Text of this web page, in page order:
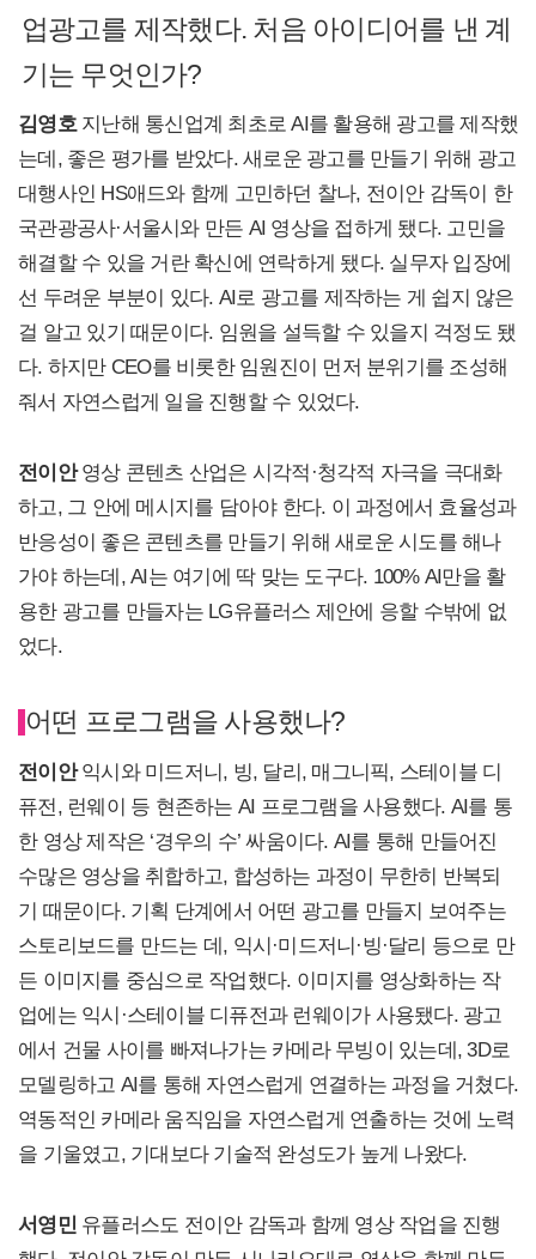
업광고를 제작했다. 처음 아이디어를 낸 계
기는 무엇인가?
김영호지난해 통신업계 최초로 AI를 활용해 광고를 제작했
는데, 좋은 평가를 받았다. 새로운 광고를 만들기 위해 광고
대행사인 HS애드와 함께 고민하던 찰나, 전이안 감독이 한
국관광공사·서울시와 만든 AI 영상을 접하게 됐다. 고민을
해결할 수 있을 거란 확신에 연락하게 됐다. 실무자 입장에
선 두려운 부분이 있다. AI로 광고를 제작하는 게 쉽지 않은
걸 알고 있기 때문이다. 임원을 설득할 수 있을지 걱정도 됐
다. 하지만 CEO를 비롯한 임원진이 먼저 분위기를 조성해
줘서 자연스럽게 일을 진행할 수 있었다.
전이안영상 콘텐츠 산업은 시각적·청각적 자극을 극대화
하고, 그 안에 메시지를 담아야 한다. 이 과정에서 효율성과
반응성이 좋은 콘텐츠를 만들기 위해 새로운 시도를 해나
가야 하는데, AI는 여기에 딱 맞는 도구다. 100% AI만을 활
용한 광고를 만들자는 LG유플러스 제안에 응할 수밖에 없
었다.
어떤 프로그램을 사용했나?
전이안익시와 미드저니, 빙, 달리, 매그니픽, 스테이블 디
퓨전, 런웨이 등 현존하는 AI 프로그램을 사용했다. AI를 통
한 영상 제작은 ‘경우의 수’ 싸움이다. AI를 통해 만들어진
수많은 영상을 취합하고, 합성하는 과정이 무한히 반복되
기 때문이다. 기획 단계에서 어떤 광고를 만들지 보여주는
스토리보드를 만드는 데, 익시·미드저니·빙·달리 등으로 만
든 이미지를 중심으로 작업했다. 이미지를 영상화하는 작
업에는 익시·스테이블 디퓨전과 런웨이가 사용됐다. 광고
에서 건물 사이를 빠져나가는 카메라 무빙이 있는데, 3D로
모델링하고 AI를 통해 자연스럽게 연결하는 과정을 거쳤다.
역동적인 카메라 움직임을 자연스럽게 연출하는 것에 노력
을 기울였고, 기대보다 기술적 완성도가 높게 나왔다.
서영민 유플러스도 전이안 감독과 함께 영상 작업을 진행